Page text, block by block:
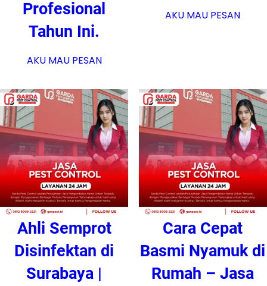
Profesional
Tahun Ini.
AKU MAU PESAN
AKU MAU PESAN
Ahli Semprot
Disinfektan di
Surabaya |
Cara Cepat
Basmi Nyamuk di
Rumah – Jasa